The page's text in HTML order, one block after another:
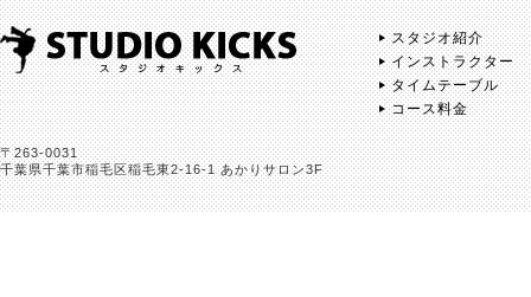
〒263-0031
千葉県千葉市稲毛区稲毛東2-16-1 あかりサロン3F
スタジオ紹介
インストラクター
タイムテーブル
コース料金